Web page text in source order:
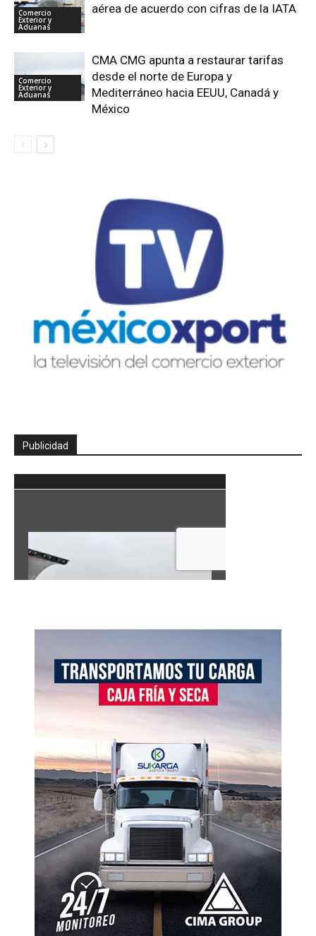
Comercio
Exterior y
Aduanas
aérea de acuerdo con cifras de la IATA
Comercio
Exterior y
Aduanas
CMA CMG apunta a restaurar tarifas
desde el norte de Europa y
Mediterráneo hacia EEUU, Canadá y
México
Publicidad